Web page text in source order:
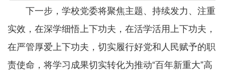
下一步，学校党委将聚焦主题、持续发力、注重
实效，在深学细悟上下功夫，在活学活用上下功夫，
在严管厚爱上下功夫，切实履行好党和人民赋予的职
责使命，将学习成果切实转化为推动“百年新重大”高